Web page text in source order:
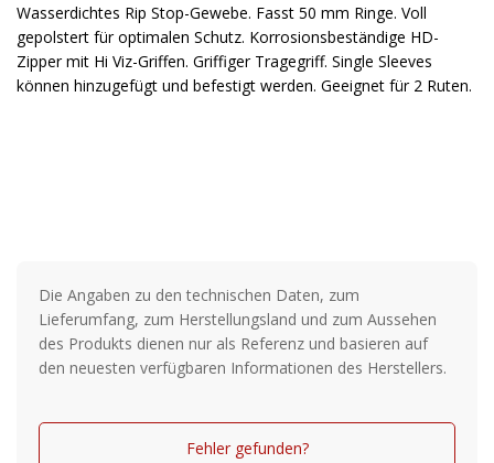
Wasserdichtes Rip Stop-Gewebe. Fasst 50 mm Ringe. Voll
gepolstert für optimalen Schutz. Korrosionsbeständige HD-
Zipper mit Hi Viz-Griffen. Griffiger Tragegriff. Single Sleeves
können hinzugefügt und befestigt werden. Geeignet für 2 Ruten.
Die Angaben zu den technischen Daten, zum
Lieferumfang, zum Herstellungsland und zum Aussehen
des Produkts dienen nur als Referenz und basieren auf
den neuesten verfügbaren Informationen des Herstellers.
Fehler gefunden?